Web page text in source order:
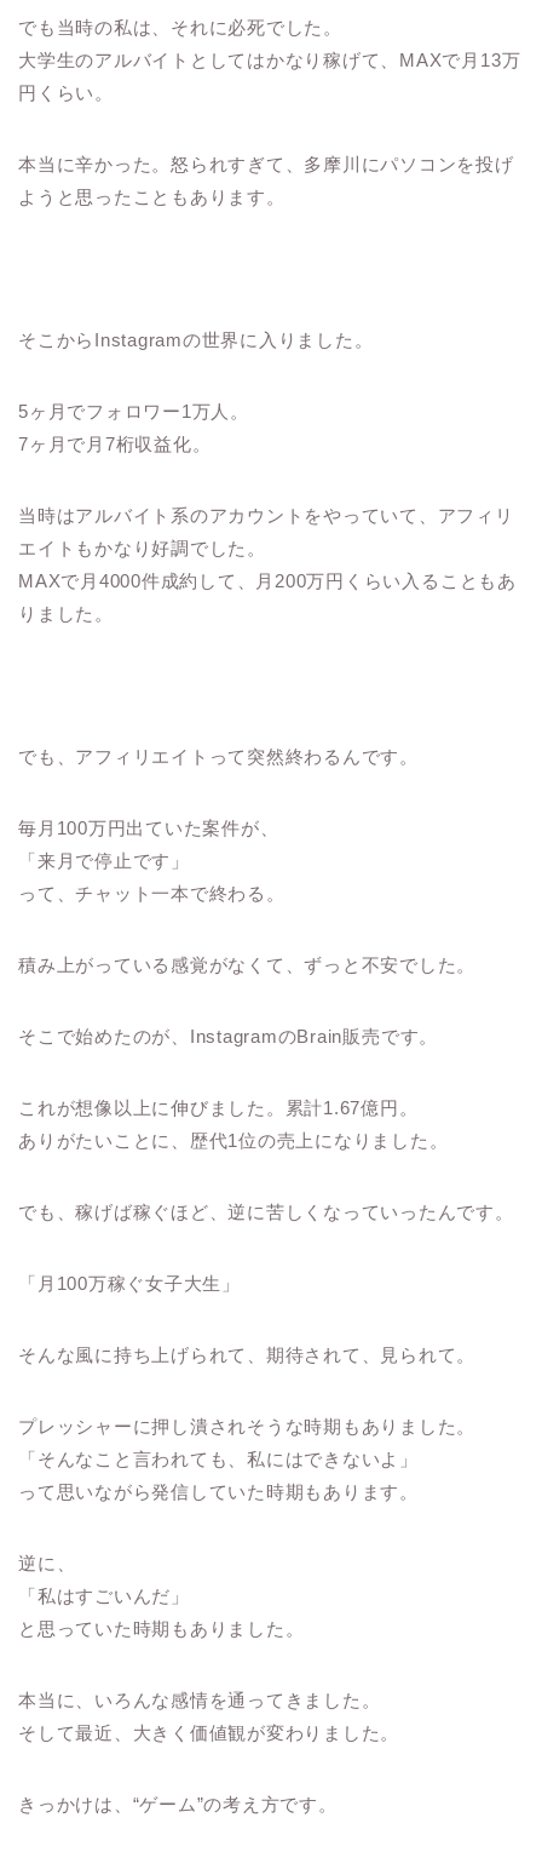
でも当時の私は、それに必死でした。
大学生のアルバイトとしてはかなり稼げて、MAXで月13万
円くらい。
本当に辛かった。怒られすぎて、多摩川にパソコンを投げ
ようと思ったこともあります。
そこからInstagramの世界に入りました。
5ヶ月でフォロワー1万人。
7ヶ月で月7桁収益化。
当時はアルバイト系のアカウントをやっていて、アフィリ
エイトもかなり好調でした。
MAXで月4000件成約して、月200万円くらい入ることもあ
りました。
でも、アフィリエイトって突然終わるんです。
毎月100万円出ていた案件が、
「来月で停止です」
って、チャット一本で終わる。
積み上がっている感覚がなくて、ずっと不安でした。
そこで始めたのが、InstagramのBrain販売です。
これが想像以上に伸びました。累計1.67億円。
ありがたいことに、歴代1位の売上になりました。
でも、稼げば稼ぐほど、逆に苦しくなっていったんです。
「月100万稼ぐ女子大生」
そんな風に持ち上げられて、期待されて、見られて。
プレッシャーに押し潰されそうな時期もありました。
「そんなこと言われても、私にはできないよ」
って思いながら発信していた時期もあります。
逆に、
「私はすごいんだ」
と思っていた時期もありました。
本当に、いろんな感情を通ってきました。
そして最近、大きく価値観が変わりました。
きっかけは、“ゲーム”の考え方です。